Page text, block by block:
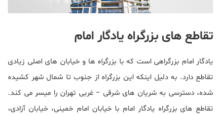
تقاطع های بزرگراه یادگار امام
یادگار امام بزرگراهی است که با بزرگراه ها و خیابان های اصلی زیادی
تقاطع دارد. به دلیل اینکه این بزرگراه از جنوب تا شمال شهر کشیده
شده، دسترسی به شریان های شرقی – غربی تهران را میسر می کند.
تقاطع های بزرگراه یادگار امام با خیابان امام خمینی، خیابان آزادی،